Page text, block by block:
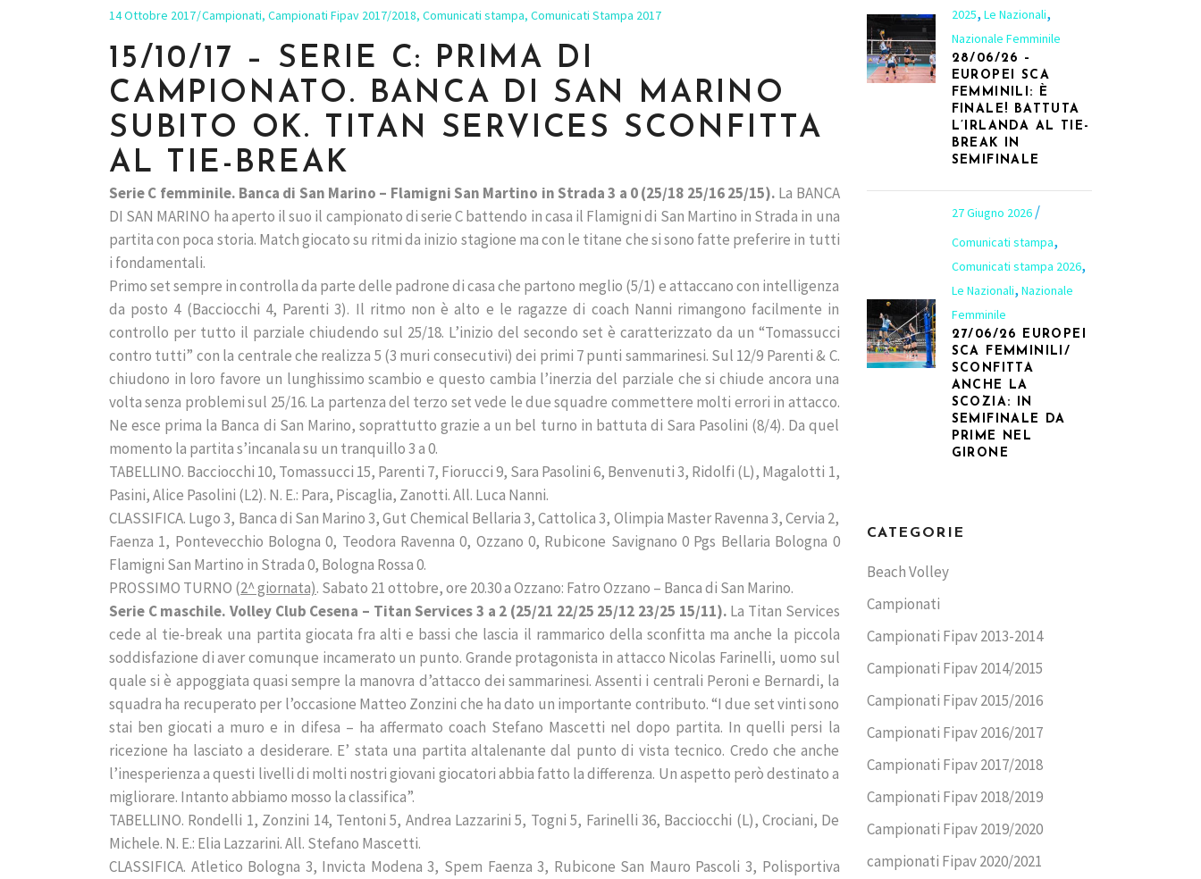
14 Ottobre 2017 Campionati, Campionati Fipav 2017/2018, Comunicati stampa, Comunicati Stampa 2017
15/10/17 – SERIE C: PRIMA DI
CAMPIONATO. BANCA DI SAN MARINO
SUBITO OK. TITAN SERVICES SCONFITTA
AL TIE-BREAK
Serie C femminile. Banca di San Marino – Flamigni San Martino in Strada 3 a 0 (25/18 25/16 25/15). La BANCA
DI SAN MARINO ha aperto il suo il campionato di serie C battendo in casa il Flamigni di San Martino in Strada in una
partita con poca storia. Match giocato su ritmi da inizio stagione ma con le titane che si sono fatte preferire in tutti
i fondamentali.
Primo set sempre in controlla da parte delle padrone di casa che partono meglio (5/1) e attaccano con intelligenza
da posto 4 (Bacciocchi 4, Parenti 3). Il ritmo non è alto e le ragazze di coach Nanni rimangono facilmente in
controllo per tutto il parziale chiudendo sul 25/18. L’inizio del secondo set è caratterizzato da un “Tomassucci
contro tutti” con la centrale che realizza 5 (3 muri consecutivi) dei primi 7 punti sammarinesi. Sul 12/9 Parenti & C.
chiudono in loro favore un lunghissimo scambio e questo cambia l’inerzia del parziale che si chiude ancora una
volta senza problemi sul 25/16. La partenza del terzo set vede le due squadre commettere molti errori in attacco.
Ne esce prima la Banca di San Marino, soprattutto grazie a un bel turno in battuta di Sara Pasolini (8/4). Da quel
momento la partita s’incanala su un tranquillo 3 a 0.
TABELLINO. Bacciocchi 10, Tomassucci 15, Parenti 7, Fiorucci 9, Sara Pasolini 6, Benvenuti 3, Ridolfi (L), Magalotti 1,
Pasini, Alice Pasolini (L2). N. E.: Para, Piscaglia, Zanotti. All. Luca Nanni.
CLASSIFICA. Lugo 3, Banca di San Marino 3, Gut Chemical Bellaria 3, Cattolica 3, Olimpia Master Ravenna 3, Cervia 2,
Faenza 1, Pontevecchio Bologna 0, Teodora Ravenna 0, Ozzano 0, Rubicone Savignano 0 Pgs Bellaria Bologna 0
Flamigni San Martino in Strada 0, Bologna Rossa 0.
PROSSIMO TURNO (2^ giornata). Sabato 21 ottobre, ore 20.30 a Ozzano: Fatro Ozzano – Banca di San Marino.
Serie C maschile. Volley Club Cesena – Titan Services 3 a 2 (25/21 22/25 25/12 23/25 15/11). La Titan Services
cede al tie-break una partita giocata fra alti e bassi che lascia il rammarico della sconfitta ma anche la piccola
soddisfazione di aver comunque incamerato un punto. Grande protagonista in attacco Nicolas Farinelli, uomo sul
quale si è appoggiata quasi sempre la manovra d’attacco dei sammarinesi. Assenti i centrali Peroni e Bernardi, la
squadra ha recuperato per l’occasione Matteo Zonzini che ha dato un importante contributo. “I due set vinti sono
stai ben giocati a muro e in difesa – ha affermato coach Stefano Mascetti nel dopo partita. In quelli persi la
ricezione ha lasciato a desiderare. E’ stata una partita altalenante dal punto di vista tecnico. Credo che anche
l’inesperienza a questi livelli di molti nostri giovani giocatori abbia fatto la differenza. Un aspetto però destinato a
migliorare. Intanto abbiamo mosso la classifica”.
TABELLINO. Rondelli 1, Zonzini 14, Tentoni 5, Andrea Lazzarini 5, Togni 5, Farinelli 36, Bacciocchi (L), Crociani, De
Michele. N. E.: Elia Lazzarini. All. Stefano Mascetti.
CLASSIFICA. Atletico Bologna 3, Invicta Modena 3, Spem Faenza 3, Rubicone San Mauro Pascoli 3, Polisportiva
2025, Le Nazionali,
Nazionale Femminile
28/06/26 –
EUROPEI SCA
FEMMINILI: È
FINALE! BATTUTA
L’IRLANDA AL TIE-
BREAK IN
SEMIFINALE
27 Giugno 2026
Comunicati stampa,
Comunicati stampa 2026,
Le Nazionali, Nazionale
Femminile
27/06/26 EUROPEI
SCA FEMMINILI/
SCONFITTA
ANCHE LA
SCOZIA: IN
SEMIFINALE DA
PRIME NEL
GIRONE
CATEGORIE
Beach Volley
Campionati
Campionati Fipav 2013-2014
Campionati Fipav 2014/2015
Campionati Fipav 2015/2016
Campionati Fipav 2016/2017
Campionati Fipav 2017/2018
Campionati Fipav 2018/2019
Campionati Fipav 2019/2020
campionati Fipav 2020/2021